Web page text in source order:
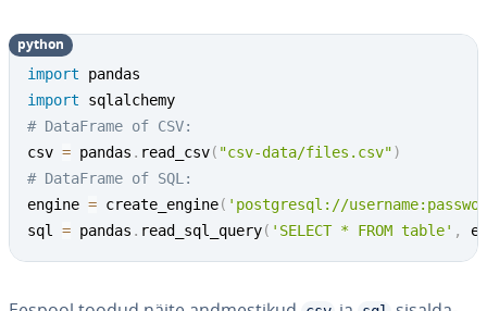
import
import
# DataFrame of CSV:
csv = pandas . read_csv( "csv-data/files.csv")
# DataFrame of SQL:
engine = create_engine( 'postgresql://
sql = pandas . read_sql_query( 'SELECT * FROM table' ,
python